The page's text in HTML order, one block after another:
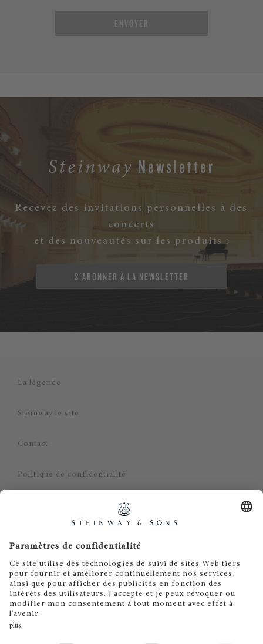
ENVOYER
Steinway Newsletter
Recevez des invitations personnelles à des
concerts
et des nouveautés sur les produits :
S'ABONNER À LA NEWSLETTER
La légende
Steinway le site
Contact
Politique de confidentialité
CGV - Professionnels
Limitation de responsabilité
Cookie Consent